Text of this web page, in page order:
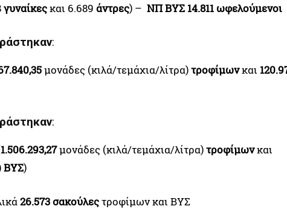
γυναίκεςκαι 6.689 άντρες) – ΝΠ ΒΥΣ 14.811 ωφελούμενοι
:
μονάδες (κιλά/τεμάχια/λίτρα)τροφίμωνκαι
:
1.506.293,27μονάδες (κιλά/τεμάχια/λίτρα)τροφίμωνκαι
ΒΥΣ)
26.573σακούλεςτροφίμων και ΒΥΣ